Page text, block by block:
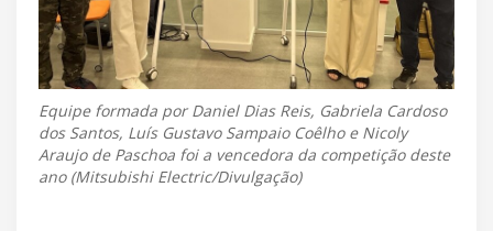
Equipe formada por Daniel Dias Reis, Gabriela Cardoso
dos Santos, Luís Gustavo Sampaio Coêlho e Nicoly
Araujo de Paschoa foi a vencedora da competição deste
ano (Mitsubishi Electric/Divulgação)